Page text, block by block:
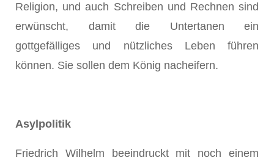
Religion, und auch Schreiben und Rechnen sind
erwünscht, damit die Untertanen ein
gottgefälliges und nützliches Leben führen
können. Sie sollen dem König nacheifern.
Asylpolitik
Friedrich Wilhelm beeindruckt mit noch einem